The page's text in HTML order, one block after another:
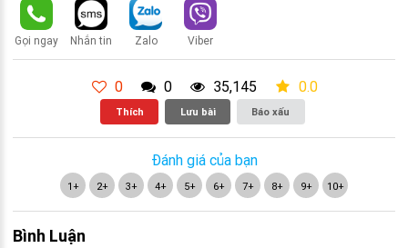
Gọi ngay Nhắn tin Zalo Viber
0 0 35,145 0.0
Thích Lưu bài Báo xấu
Đánh giá của bạn
1+ 2+ 3+ 4+ 5+ 6+ 7+ 8+ 9+ 10+
Bình Luận